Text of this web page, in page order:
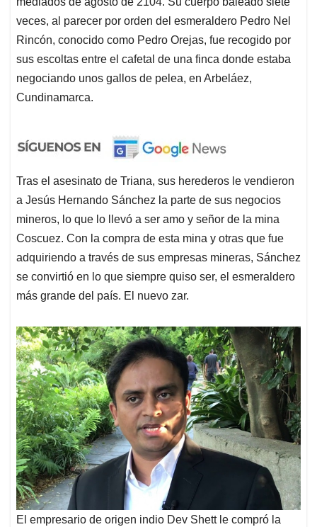
veces, al parecer por orden del esmeraldero Pedro Nel
Rincón, conocido como Pedro Orejas, fue recogido por
sus escoltas entre el cafetal de una finca donde estaba
negociando unos gallos de pelea, en Arbeláez,
Cundinamarca.
Tras el asesinato de Triana, sus herederos le vendieron
a Jesús Hernando Sánchez la parte de sus negocios
mineros, lo que lo llevó a ser amo y señor de la mina
Coscuez. Con la compra de esta mina y otras que fue
adquiriendo a través de sus empresas mineras, Sánchez
se convirtió en lo que siempre quiso ser, el esmeraldero
más grande del país. El nuevo zar.
El empresario de origen indio Dev Shett le compró la